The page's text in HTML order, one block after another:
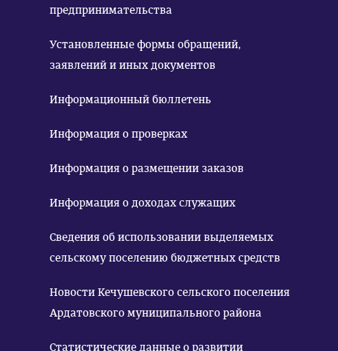
предпринимательства
Установленные формы обращений,
заявлений и иных документов
Информационный бюллетень
Информация о проверках
Информация о размещении заказов
Информация о доходах служащих
Сведения об использовании выделяемых
сельскому поселению бюджетных средств
Новости Кечушевского сельского поселения
Ардатовского муниципального района
Статистические данные о развитии